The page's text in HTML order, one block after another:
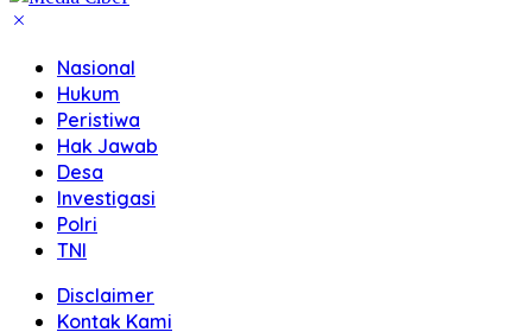
Nasional
Hukum
Peristiwa
Hak Jawab
Desa
Investigasi
Polri
TNI
Disclaimer
Kontak Kami